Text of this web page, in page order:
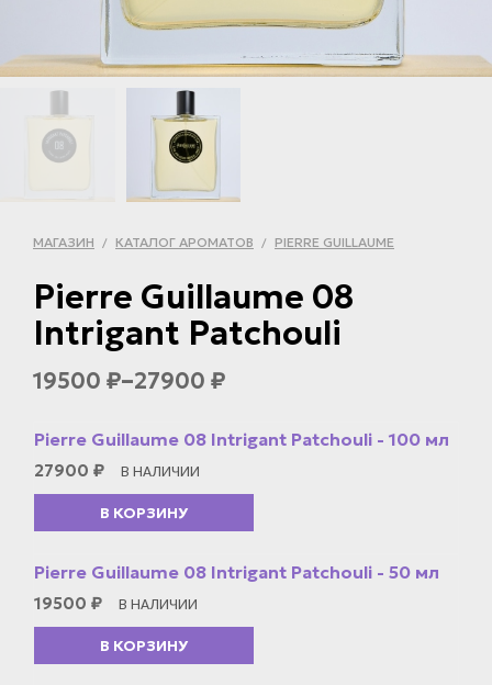
МАГАЗИН / КАТАЛОГ АРОМАТОВ / PIERRE GUILLAUME
Pierre Guillaume 08
Intrigant Patchouli
19500 ₽–27900 ₽
Pierre Guillaume 08 Intrigant Patchouli - 100 мл
27900 ₽ В НАЛИЧИИ
В КОРЗИНУ
Pierre Guillaume 08 Intrigant Patchouli - 50 мл
19500 ₽ В НАЛИЧИИ
В КОРЗИНУ